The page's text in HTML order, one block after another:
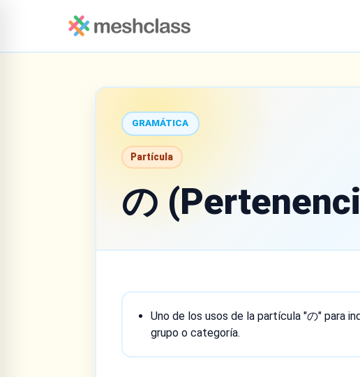
GRAMÁTICA
Partícula
の
Uno de los usos de la partícula "の" para
grupo o categoría.